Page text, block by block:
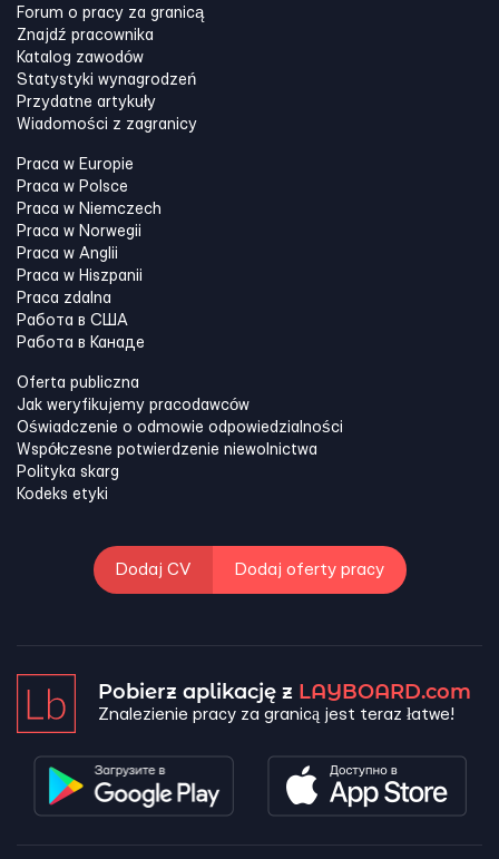
Forum o pracy za granicą
Znajdź pracownika
Katalog zawodów
Statystyki wynagrodzeń
Przydatne artykuły
Wiadomości z zagranicy
Praca w Europie
Praca w Polsce
Praca w Niemczech
Praca w Norwegii
Praca w Anglii
Praca w Hiszpanii
Praca zdalna
Работа в США
Работа в Канадe
Oferta publiczna
Jak weryfikujemy pracodawców
Oświadczenie o odmowie odpowiedzialności
Współczesne potwierdzenie niewolnictwa
Polityka skarg
Kodeks etyki
Dodaj CV Dodaj oferty pracy
Pobierz aplikację z LAYBOARD.com
Znalezienie pracy za granicą jest teraz łatwe!